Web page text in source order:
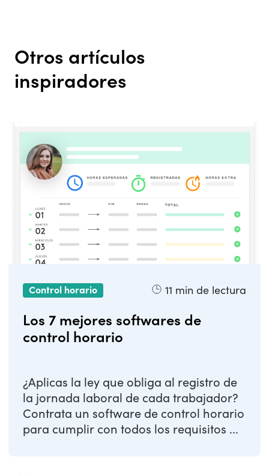
Otros artículos
inspiradores
Control horario 11 min de lectura
Los 7 mejores softwares de
control horario
¿Aplicas la ley que obliga al registro de
la jornada laboral de cada trabajador?
Contrata un software de control horario
para cumplir con todos los requisitos ...